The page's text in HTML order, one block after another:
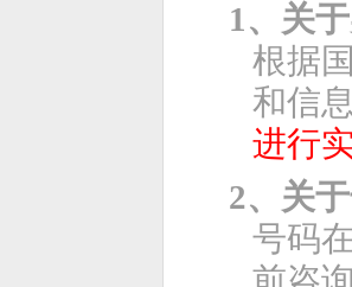
1、关
根据
和信
进行
2、关
号码